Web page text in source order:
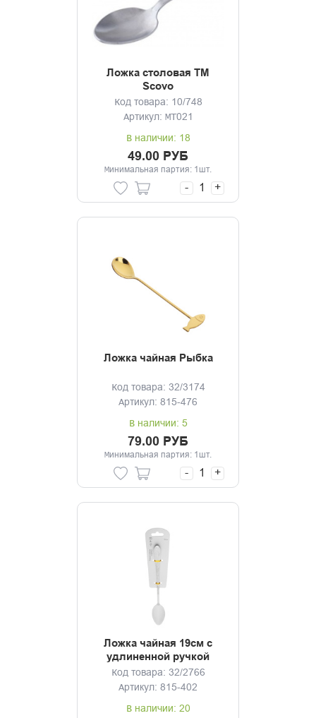
Ложка столовая ТМ
Scovo
Код товара: 10/748
Артикул: МТ021
В наличии: 18
49.00 РУБ
Минимальная партия: 1шт.
- +
Ложка чайная Рыбка
Код товара: 32/3174
Артикул: 815-476
В наличии: 5
79.00 РУБ
Минимальная партия: 1шт.
- +
Ложка чайная 19см с
удлиненной ручкой
Цветы, нерж.сталь
Код товара: 32/2766
Артикул: 815-402
В наличии: 20